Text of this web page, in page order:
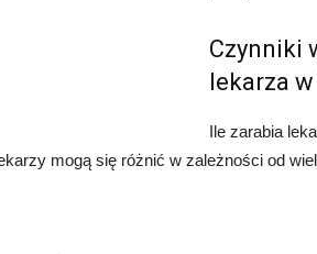
Czynniki
lekarza
Ile zarabia
mogą się różnić w zależności od